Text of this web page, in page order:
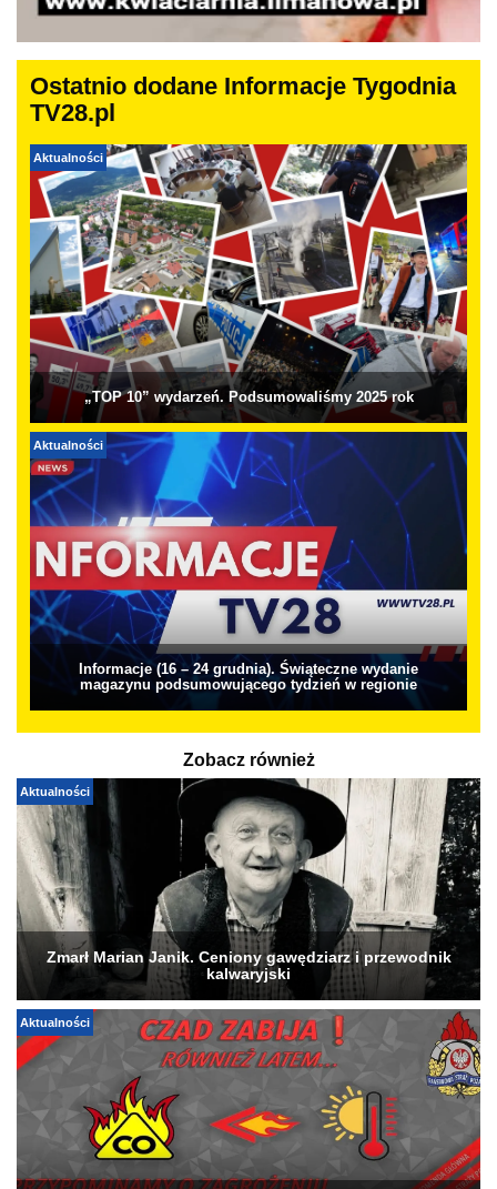
Ostatnio dodane Informacje Tygodnia
TV28.pl
Aktualności
„TOP 10” wydarzeń. Podsumowaliśmy 2025 rok
Aktualności
Informacje (16 – 24 grudnia). Świąteczne wydanie
magazynu podsumowującego tydzień w regionie
Zobacz również
Aktualności
Zmarł Marian Janik. Ceniony gawędziarz i przewodnik
kalwaryjski
Aktualności